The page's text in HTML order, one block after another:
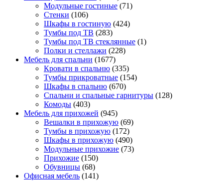
Модульные гостиные (71)
Стенки (106)
Шкафы в гостиную (424)
Тумбы под ТВ (283)
Тумбы под ТВ стеклянные (1)
Полки и стеллажи (228)
Мебель для спальни (1677)
Кровати в спальню (335)
Тумбы прикроватные (154)
Шкафы в спальню (670)
Спальни и спальные гарнитуры (128)
Комоды (403)
Мебель для прихожей (945)
Вешалки в прихожую (69)
Тумбы в прихожую (172)
Шкафы в прихожую (490)
Модульные прихожие (73)
Прихожие (150)
Обувницы (68)
Офисная мебель (141)